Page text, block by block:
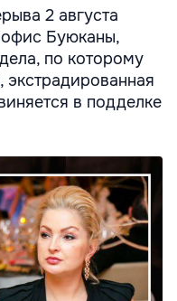
2 августа
Буюканы,
по которому
экстрадированная
в подделке